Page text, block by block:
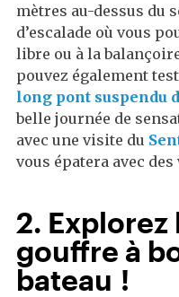
mètres au-dessus du
d’escalade où vous
libre ou à la
pouvez également
long pont suspendu
belle journée de
avec une visite du
vous épatera avec
2. Explorez
gouffre à
bateau !